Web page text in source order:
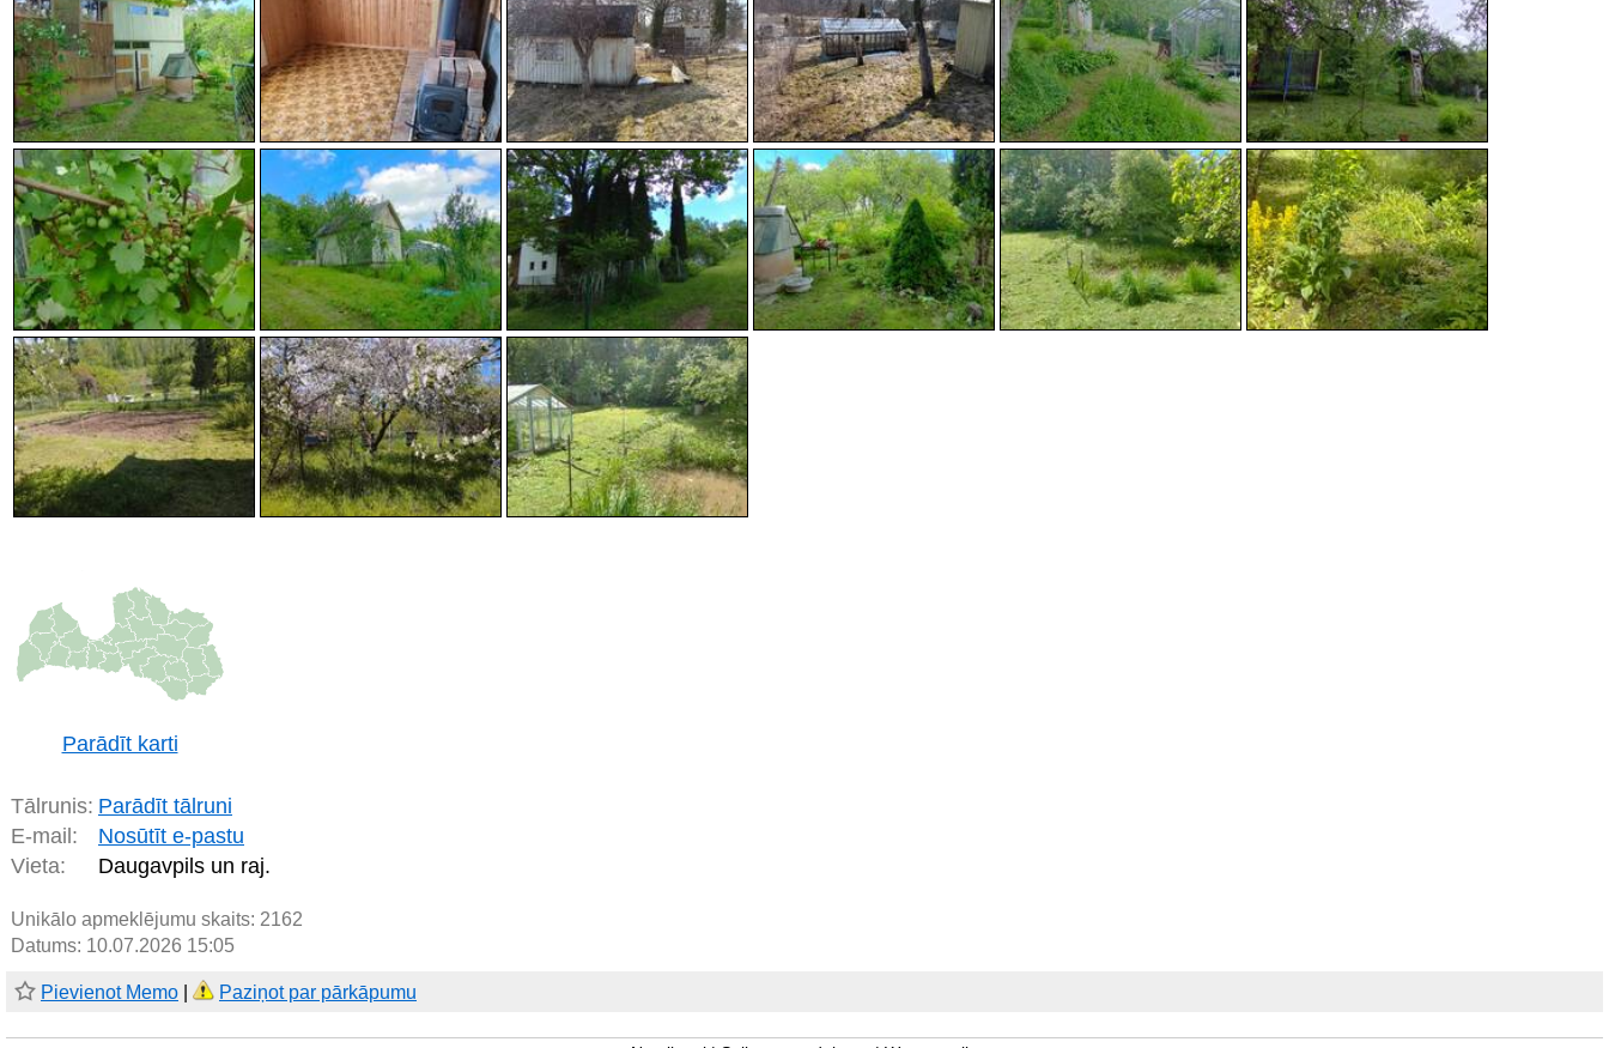
Parādīt karti
Tālrunis: Parādīt tālruni
E-mail:
Nosūtīt e-pastu
Vieta:
Daugavpils un raj.
Unikālo apmeklējumu skaits: 2162
Datums: 10.07.2026 15:05
Pievienot Memo Paziņot par pārkāpumu